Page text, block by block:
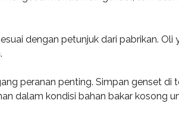
dengan petunjuk dari pabrikan.
peranan penting. Simpan genset
dalam kondisi bahan bakar kosong